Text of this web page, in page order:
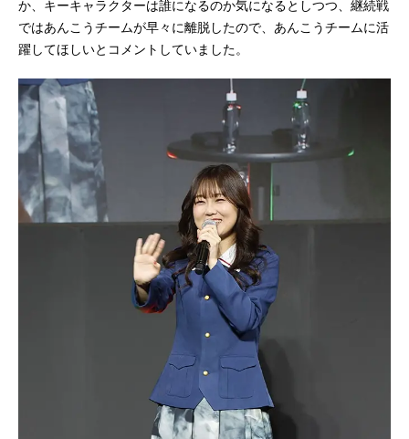
か、キーキャラクターは誰になるのか気になるとしつつ、継続戦
ではあんこうチームが早々に離脱したので、あんこうチームに活
躍してほしいとコメントしていました。